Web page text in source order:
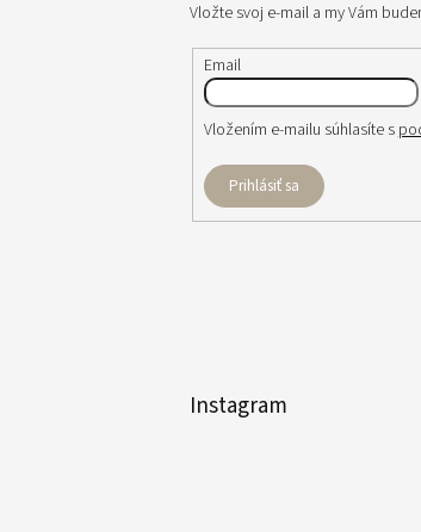
Vložte svoj e-mail a my Vám
Email
Vložením e-mailu súhlasíte s
Prihlásiť sa
Instagram